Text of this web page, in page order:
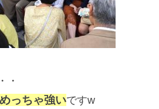
・
めっちゃ強いですw